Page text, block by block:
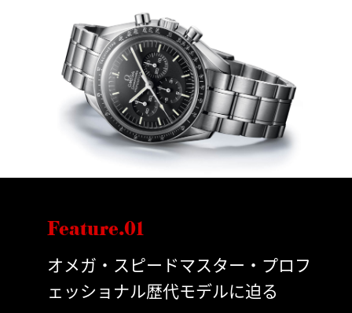
Feature.01
オメガ・スピードマスター・プロフ
ェッショナル歴代モデルに迫る